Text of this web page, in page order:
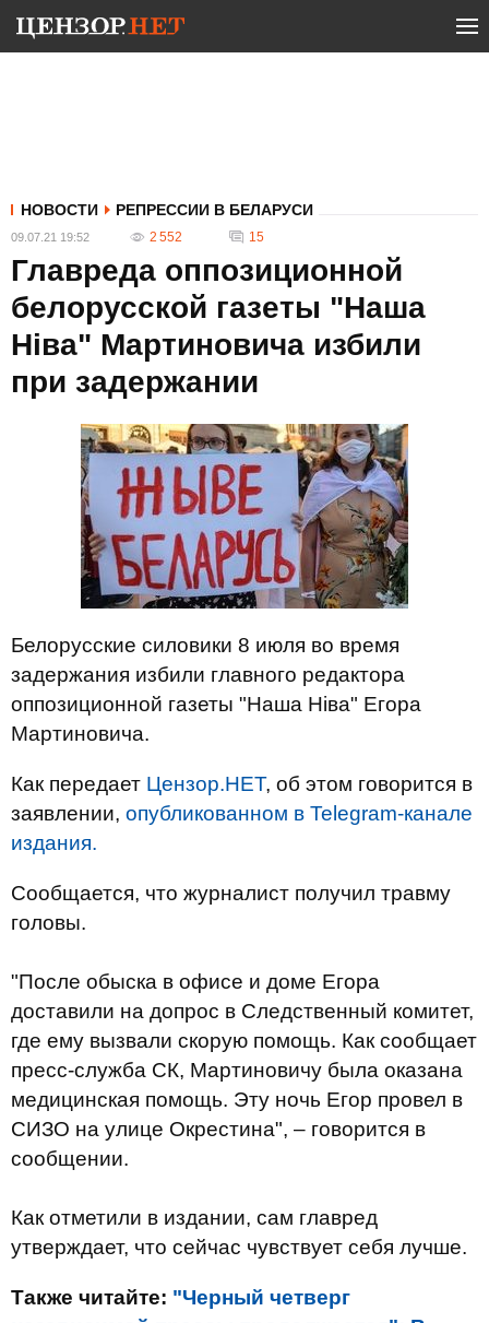
НОВОСТИ РЕПРЕССИИ В БЕЛАРУСИ
09.07.21 19:52 2 552 15
Главреда оппозиционной
белорусской газеты "Наша
Ніва" Мартиновича избили
при задержании
Белорусские силовики 8 июля во время
задержания избили главного редактора
оппозиционной газеты "Наша Ніва" Егора
Мартиновича.
Как передает Цензор.НЕТ, об этом говорится в
заявлении, опубликованном в Telegram-канале
издания.
Сообщается, что журналист получил травму
головы.
"После обыска в офисе и доме Егора
доставили на допрос в Следственный комитет,
где ему вызвали скорую помощь. Как сообщает
пресс-служба СК, Мартиновичу была оказана
медицинская помощь. Эту ночь Егор провел в
СИЗО на улице Окрестина", – говорится в
сообщении.
Как отметили в издании, сам главред
утверждает, что сейчас чувствует себя лучше.
Также читайте: "Черный четверг